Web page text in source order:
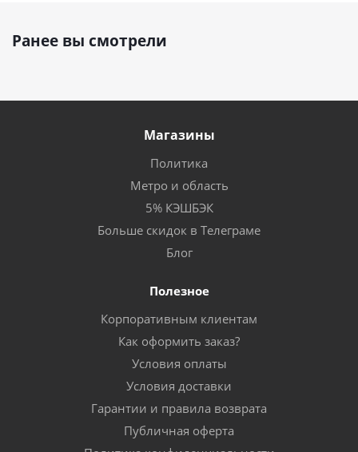
Ранее вы смотрели
Магазины
Политика
Метро и область
5% КЭШБЭК
Больше скидок в Телеграме
Блог
Полезное
Корпоративным клиентам
Как оформить заказ?
Условия оплаты
Условия доставки
Гарантии и правила возврата
Публичная оферта